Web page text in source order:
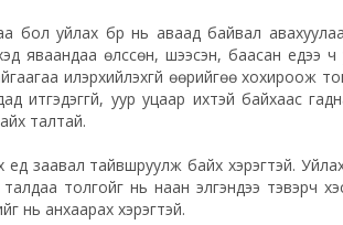
бол уйлах бүр нь аваад байвал авахуулаад
яваандаа өлссөн, шээсэн, баасан үедээ
илэрхийлэхгүй өөрийгөө хохироож
итгэдэггүй, уур уцаар ихтэй байхаас
талтай.
үед заавал тайвшруулж байх хэрэгтэй.
талдаа толгойг нь наан элгэндээ тэвэрч
нь анхаарах хэрэгтэй.